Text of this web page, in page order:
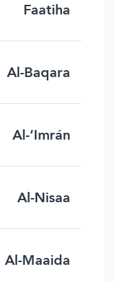
Faatiha
Al-Baqara
Al-‘Imrán
Al-Nisaa
Al-Maaida